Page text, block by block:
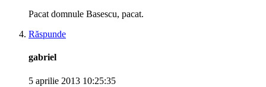
Pacat domnule Basescu, pacat.
Răspunde
gabriel
5 aprilie 2013 10:25:35